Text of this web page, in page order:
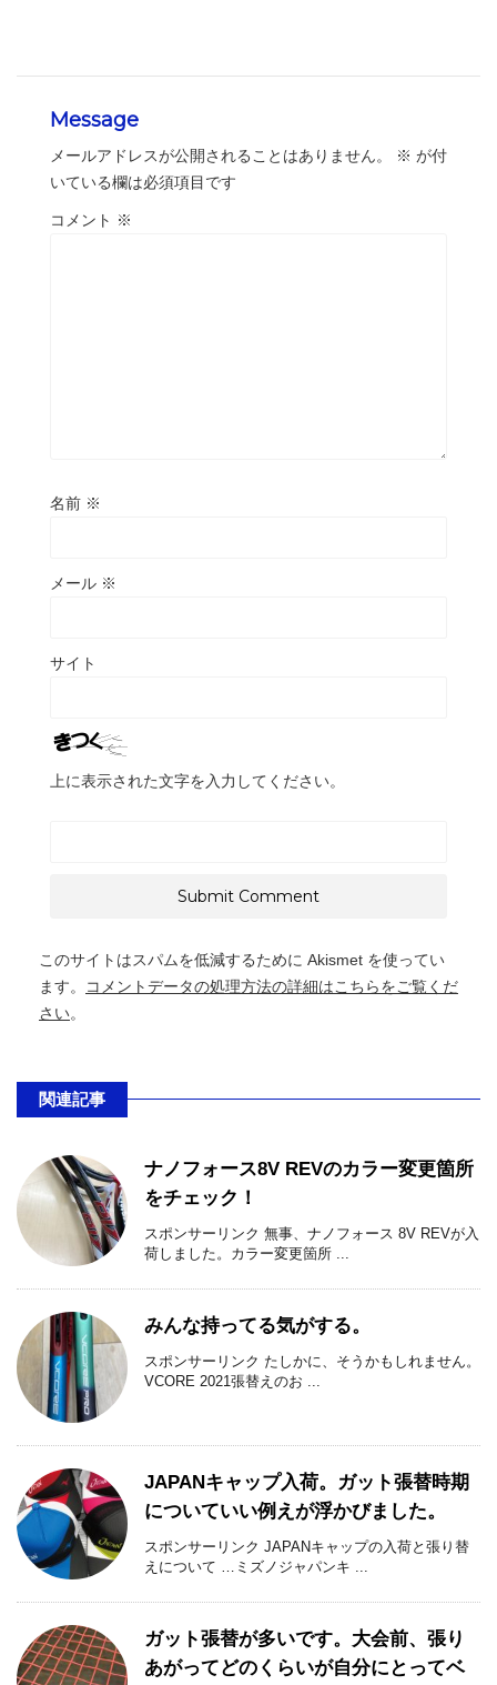
Message
メールアドレスが公開されることはありません。 ※ が付
いている欄は必須項目です
コメント ※
名前 ※
メール ※
サイト
上に表示された文字を入力してください。
このサイトはスパムを低減するために Akismet を使ってい
ます。
コメントデータの処理方法の詳細はこちらをご覧くだ
さい。
関連記事
ナノフォース8V REVのカラー変更箇所
をチェック！
スポンサーリンク 無事、ナノフォース 8V REVが入
荷しました。カラー変更箇所 ...
みんな持ってる気がする。
スポンサーリンク たしかに、そうかもしれません。
VCORE 2021張替えのお ...
JAPANキャップ入荷。ガット張替時期
についていい例えが浮かびました。
スポンサーリンク JAPANキャップの入荷と張り替
えについて …ミズノジャパンキ ...
ガット張替が多いです。大会前、張り
あがってどのくらいが自分にとってベ